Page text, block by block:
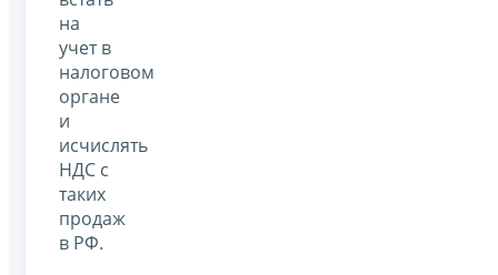
на
учет в
налоговом
органе
и
исчислять
НДС с
таких
продаж
в РФ.